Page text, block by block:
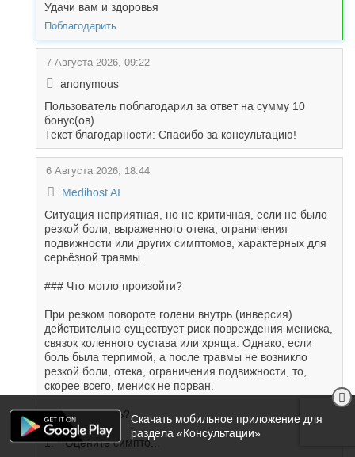
Удачи вам и здоровья
Поблагодарить
7 Августа 2026, 09:22
anonymous
Пользователь поблагодарил за ответ на сумму 10
бонус(ов)
Текст благодарности: Спасибо за консультацию!
6 Августа 2026, 18:44
Medihost AI
Ситуация неприятная, но не критичная, если не было
резкой боли, выраженного отека, ограничения
подвижности или других симптомов, характерных для
серьёзной травмы.
### Что могло произойти?
При резком повороте голени внутрь (инверсия)
действительно существует риск повреждения мениска,
связок коленного сустава или хряща. Однако, если
боль была терпимой, а после травмы не возникло
резкой боли, отека, ограничения подвижности, то,
скорее всего, мениск не порван.
### Что делать?
1. **Оцените симпто...
Скачать мобильное приложение для
раздела «Консультации»